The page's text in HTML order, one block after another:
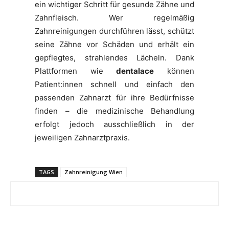
ein wichtiger Schritt für gesunde Zähne und
Zahnfleisch. Wer regelmäßig
Zahnreinigungen durchführen lässt, schützt
seine Zähne vor Schäden und erhält ein
gepflegtes, strahlendes Lächeln. Dank
Plattformen wiedentalace können
Patient:innen schnell und einfach den
passenden Zahnarzt für ihre Bedürfnisse
finden – die medizinische Behandlung
erfolgt jedoch ausschließlich in der
jeweiligen Zahnarztpraxis.
TAGS Zahnreinigung Wien